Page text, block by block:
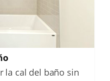
la cal del baño sin